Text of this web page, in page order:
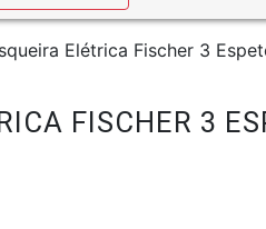
Elétrica Fischer 3
FISCHER 3